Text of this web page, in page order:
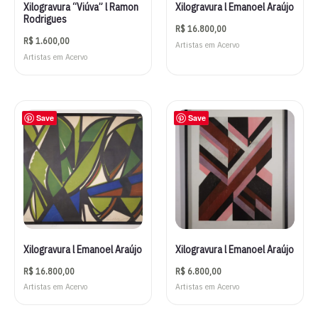
Xilogravura “Viúva” l Ramon
Rodrigues
R$1.600,00
Artistas em Acervo
Xilogravura l Emanoel Araújo
R$16.800,00
Artistas em Acervo
Save
Xilogravura l Emanoel Araújo
R$16.800,00
Artistas em Acervo
Save
Xilogravura l Emanoel Araújo
R$ 6.800,00
Artistas em Acervo